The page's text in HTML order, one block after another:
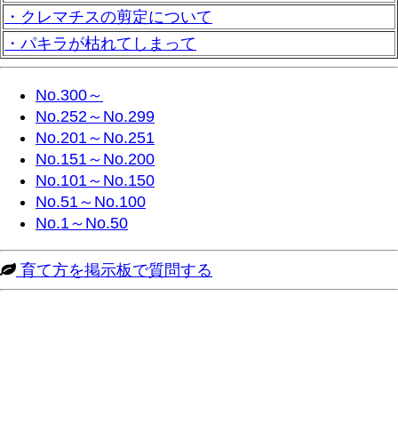
・クレマチスの剪定について
・パキラが枯れてしまって
No.300～
No.252～No.299
No.201～No.251
No.151～No.200
No.101～No.150
No.51～No.100
No.1～No.50
育て方を掲示板で質問する